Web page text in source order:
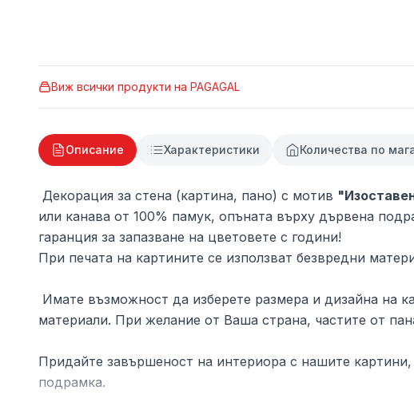
Виж всички продукти на PAGAGAL
Описание Характеристики Количества по
Декорация за стена (картина, пано) с мотив
или канава от 100% памук, опъната върху дървена
гаранция за запазване на цветовете с години!
При печата на картините се използват безвредни
Имате възможност да изберете размера и дизайна на
материали. При желание от Ваша страна, частите от
Придайте завършеност на интериора с нашите
подрамка.